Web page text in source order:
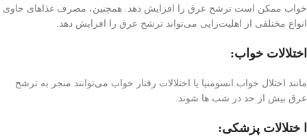
خواب ممکن است ترشح عرق را افزایش دهد. همچنین، مصرف غذاهای حاوی
انواع مختلفی از اهلیت‌زایی می‌تواند ترشح عرق را افزایش دهد.
اختلالات خواب:
مانند اختلال خواب انسومنیا یا اختلالات رفتار خواب می‌توانند منجر به ترشح
عرق بیش از حد در شب ها شوند.
ا ختلالات پزشکی: